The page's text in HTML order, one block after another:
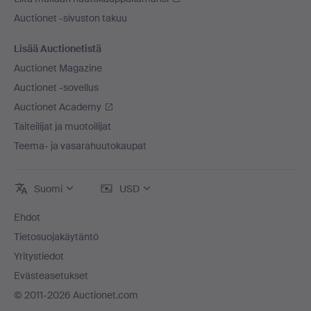
Auctionet -sivuston takuu
Lisää Auctionetistä
Auctionet Magazine
Auctionet -sovellus
Auctionet Academy
Taiteilijat ja muotoilijat
Teema- ja vasarahuutokaupat
Suomi USD
Ehdot
Tietosuojakäytäntö
Yritystiedot
Evästeasetukset
© 2011-2026 Auctionet.com